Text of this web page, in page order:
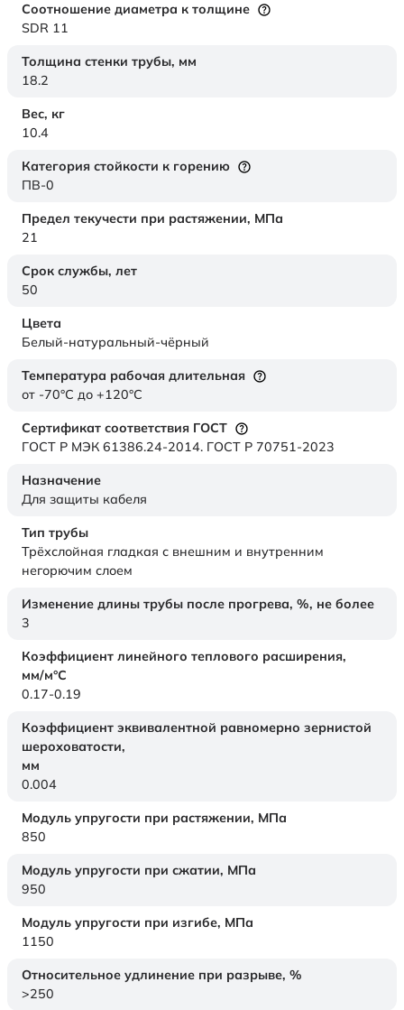
Соотношение диаметра к толщине
SDR 11
Толщина стенки трубы, мм
18.2
Вес, кг
10.4
Категория стойкости к горению
ПВ-0
Предел текучести при растяжении, МПа
21
Срок службы, лет
50
Цвета
Белый-натуральный-чёрный
Температура рабочая длительная
от -70°C до +120°C
Сертификат соответствия ГОСТ
ГОСТ Р МЭК 61386.24-2014. ГОСТ Р 70751-2023
Назначение
Для защиты кабеля
Тип трубы
Трёхслойная гладкая с внешним и внутренним
негорючим слоем
Изменение длины трубы после прогрева, %, не более
3
Коэффициент линейного теплового расширения,
мм/м°С
0.17-0.19
Коэффициент эквивалентной равномерно зернистой
шероховатости,
мм
0.004
Модуль упругости при растяжении, МПа
850
Модуль упругости при сжатии, МПа
950
Модуль упругости при изгибе, МПа
1150
Относительное удлинение при разрыве, %
>250